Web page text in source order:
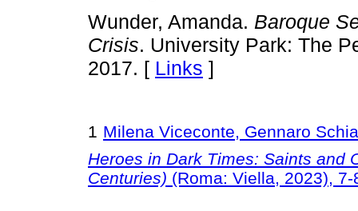
Wunder, Amanda. Baroque
Crisis. University Park: The
2017. [ Links ]
1 Milena Viceconte, Gennaro
Heroes in Dark Times: Saints and
Centuries) (Roma: Viella, 2023),